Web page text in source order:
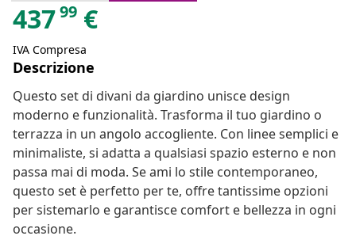
43799 €
IVA Compresa
Descrizione
Questo set di divani da giardino unisce design
moderno e funzionalità. Trasforma il tuo giardino o
terrazza in un angolo accogliente. Con linee semplici e
minimaliste, si adatta a qualsiasi spazio esterno e non
passa mai di moda. Se ami lo stile contemporaneo,
questo set è perfetto per te, offre tantissime opzioni
per sistemarlo e garantisce comfort e bellezza in ogni
occasione.